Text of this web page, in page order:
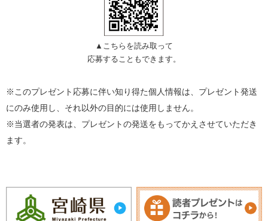
▲こちらを読み取って
応募することもできます。
※このプレゼント応募に伴い知り得た個人情報は、プレゼント発送
にのみ使用し、それ以外の目的には使用しません。
※当選者の発表は、プレゼントの発送をもってかえさせていただき
ます。